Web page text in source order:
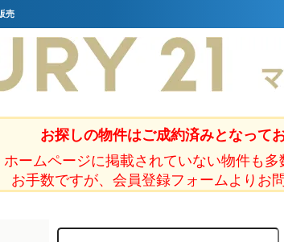
売
お探しの物件はご成約済みとなってお
ホームページに掲載されていない物件も多
お手数ですが、会員登録フォームよりお